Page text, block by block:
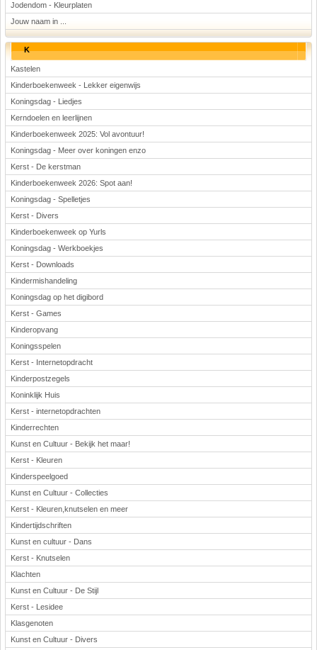
Jodendom - Kleurplaten
Jouw naam in ...
K
Kastelen
Kinderboekenweek - Lekker eigenwijs
Koningsdag - Liedjes
Kerndoelen en leerlijnen
Kinderboekenweek 2025: Vol avontuur!
Koningsdag - Meer over koningen enzo
Kerst - De kerstman
Kinderboekenweek 2026: Spot aan!
Koningsdag - Spelletjes
Kerst - Divers
Kinderboekenweek op Yurls
Koningsdag - Werkboekjes
Kerst - Downloads
Kindermishandeling
Koningsdag op het digibord
Kerst - Games
Kinderopvang
Koningsspelen
Kerst - Internetopdracht
Kinderpostzegels
Koninklijk Huis
Kerst - internetopdrachten
Kinderrechten
Kunst en Cultuur - Bekijk het maar!
Kerst - Kleuren
Kinderspeelgoed
Kunst en Cultuur - Collecties
Kerst - Kleuren,knutselen en meer
Kindertijdschriften
Kunst en cultuur - Dans
Kerst - Knutselen
Klachten
Kunst en Cultuur - De Stijl
Kerst - Lesidee
Klasgenoten
Kunst en Cultuur - Divers